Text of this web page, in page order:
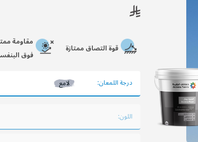
قوة التصاق ممتازة
مقاومة
فوق
درجة اللمعان: لامع
اللون: